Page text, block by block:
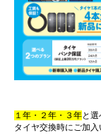
１年・２年・３年と
タイヤ交換時にご加入